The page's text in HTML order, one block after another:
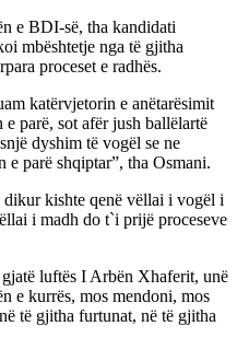
e BDI-së, tha kandidati
mbështetje nga të gjitha
proceset e radhës.
katërvjetorin e anëtarësimit
parë, sot afër jush ballëlartë
dyshim të vogël se ne
e parë shqiptar”, tha Osmani.
kishte qenë vëllai i vogël i
i madh do t`i prijë proceseve
luftës I Arbën Xhaferit, unë
e kurrës, mos mendoni, mos
të gjitha furtunat, në të gjitha